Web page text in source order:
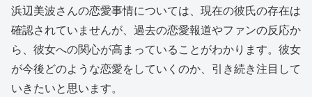
浜辺美波さんの恋愛事情については、現在の彼氏の存在は
確認されていませんが、過去の恋愛報道やファンの反応か
ら、彼女への関心が高まっていることがわかります。彼女
が今後どのような恋愛をしていくのか、引き続き注目して
いきたいと思います。